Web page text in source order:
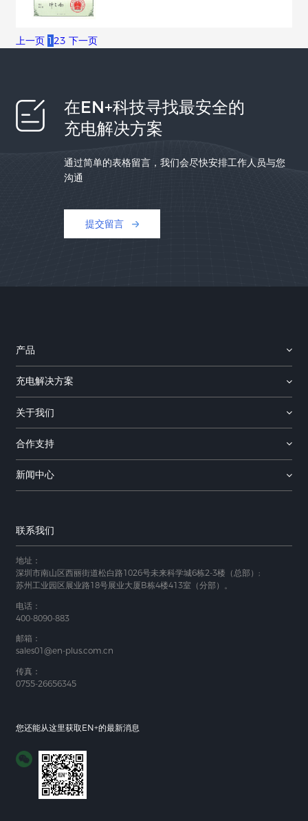
上一页 123 下一页
在EN+科技寻找最安全的
充电解决方案
通过简单的表格留言，我们会尽快安排工作人员与您
沟通
提交留言
产品
充电解决方案
关于我们
合作支持
新闻中心
联系我们
地址：
深圳市南山区西丽街道松白路1026号未来科学城6栋2-3楼（总部）;
苏州工业园区展业路18号展业大厦B栋4楼413室（分部）。
电话：
400-8090-883
邮箱：
sales01@en-plus.com.cn
传真：
0755-26656345
您还能从这里获取EN+的最新消息